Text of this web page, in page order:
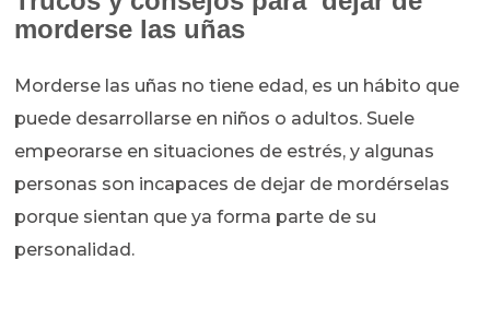
morderse las uñas
Morderse las uñas no tiene edad, es un hábito que
puede desarrollarse en niños o adultos. Suele
empeorarse en situaciones de estrés, y algunas
personas son incapaces de dejar de mordérselas
porque sientan que ya forma parte de su
personalidad.